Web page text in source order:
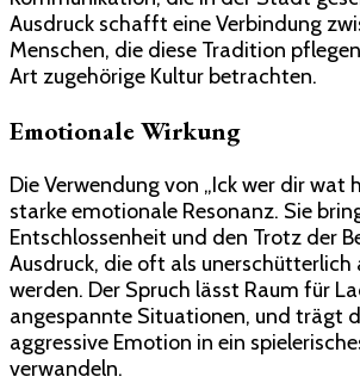
Ausdruck schafft eine Verbindung
Menschen, die diese Tradition
Art zugehörige Kultur betrachten.
Emotionale Wirkung
Die Verwendung von „Ick wer dir wat
starke emotionale Resonanz. Sie
Entschlossenheit und den Trotz der
Ausdruck, die oft als unerschütterlich
werden. Der Spruch lässt Raum für
angespannte Situationen, und trägt
aggressive Emotion in ein
verwandeln.